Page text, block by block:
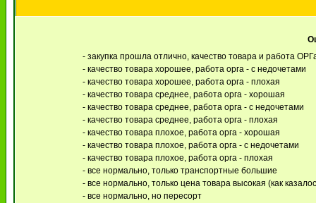
- закупка прошла отлично, качество товара и работа
- качество товара хорошее, работа орга - с недочетами
- качество товара хорошее, работа орга - плохая
- качество товара среднее, работа орга - хорошая
- качество товара среднее, работа орга - с недочетами
- качество товара среднее, работа орга - плохая
- качество товара плохое, работа орга - хорошая
- качество товара плохое, работа орга - с недочетами
- качество товара плохое, работа орга - плохая
- все нормально, только транспортные большие
- все нормально, только цена товара высокая (как
- все нормально, но пересорт